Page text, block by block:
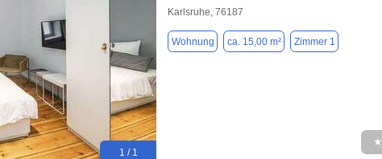
1 / 1
Karlsruhe, 76187
Wohnung ca. 15,00 m² Zimmer 1
★